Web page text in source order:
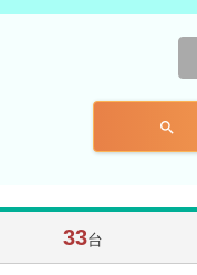
search
33台